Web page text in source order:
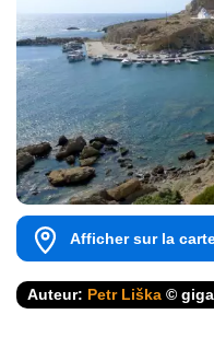
Afficher sur la
Auteur: Petr Liška ©